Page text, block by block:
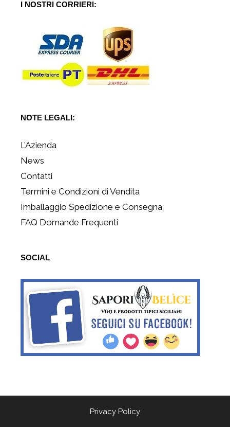
I NOSTRI CORRIERI:
NOTE LEGALI:
L’Azienda
News
Contatti
Termini e Condizioni di Vendita
Imballaggio Spedizione e Consegna
FAQ Domande Frequenti
SOCIAL
Privacy Policy